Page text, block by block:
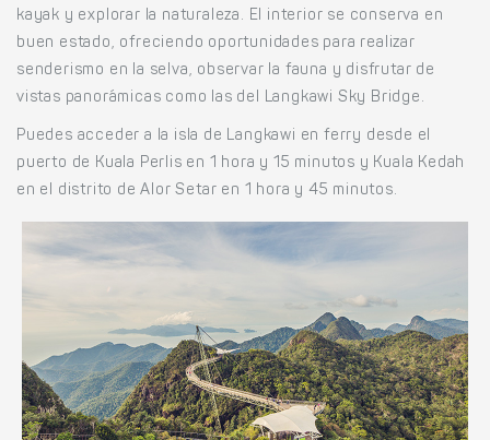
kayak y explorar la naturaleza. El interior se conserva en
buen estado, ofreciendo oportunidades para realizar
senderismo en la selva, observar la fauna y disfrutar de
vistas panorámicas como las del Langkawi Sky Bridge.
Puedes acceder a la isla de Langkawi en ferry desde el
puerto de Kuala Perlis en 1 hora y 15 minutos y Kuala Kedah
en el distrito de Alor Setar en 1 hora y 45 minutos.